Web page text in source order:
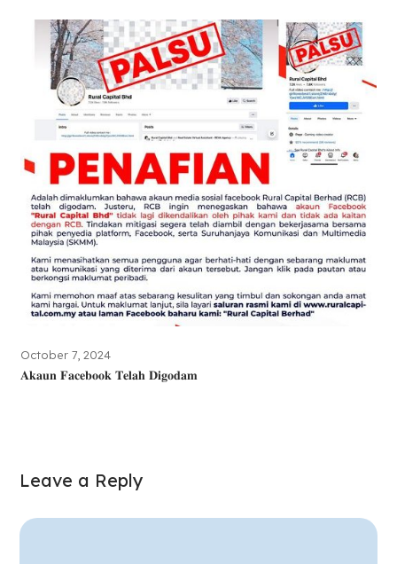
October 7, 2024
𝐀𝐤𝐚𝐮𝐧 𝐅𝐚𝐜𝐞𝐛𝐨𝐨𝐤 𝐓𝐞𝐥𝐚𝐡 𝐃𝐢𝐠𝐨𝐝𝐚𝐦
Leave a Reply